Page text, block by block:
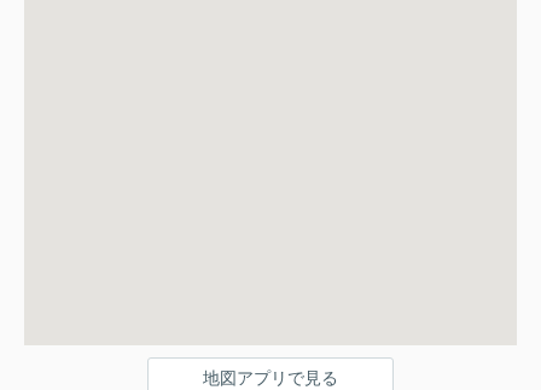
地図アプリで見る